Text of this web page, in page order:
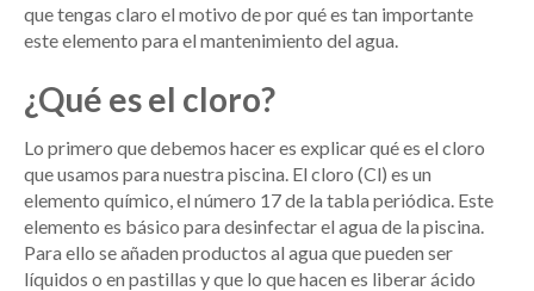
que tengas claro el motivo de por qué es tan importante
este elemento para el mantenimiento del agua.
¿Qué es el cloro?
Lo primero que debemos hacer es explicar qué es el cloro
que usamos para nuestra piscina. El cloro (Cl) es un
elemento químico, el número 17 de la tabla periódica. Este
elemento es básico para desinfectar el agua de la piscina.
Para ello se añaden productos al agua que pueden ser
líquidos o en pastillas y que lo que hacen es liberar ácido